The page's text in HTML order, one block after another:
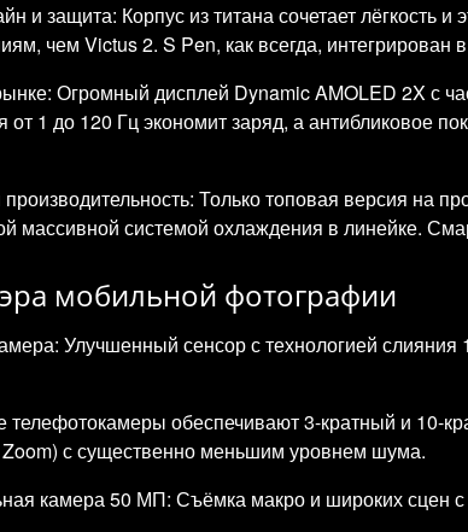
и защита: Корпус из титана сочетает лёгкость
чем Victus 2. S Pen, как всегда, интегрирован
Огромный дисплей Dynamic AMOLED 2X с
от 1 до 120 Гц экономит заряд, а антибликовое
Только топовая версия на
массивной системой охлаждения в линейке.
мобильной фотографии
Улучшенный сенсор с технологией
телефотокамеры обеспечивают 3-кратный и 10-
с существенно меньшим уровнем шума.
камера 50 МП: Съёмка макро и широких сцен